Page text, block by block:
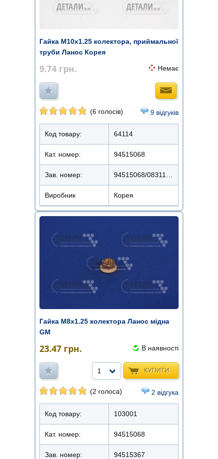
Гайка М10х1.25 колектора, приймальної
труби Ланос Корея
9.74 грн. Немає
(6 голосів) 9 відгуків
Код товару: 64114
Кат. номер: 94515068
Зав. номер:
Виробник Корея
Гайка М8х1.25 колектора Ланос мідна
GM
23.47 грн. В наявності
КУПИТИ
1
(2 голоса) 2 відгука
Код товару: 103001
Кат. номер: 94515068
Зав. номер: 94515367